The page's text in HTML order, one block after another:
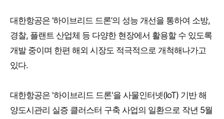
대한항공은 ‘하이브리드 드론’의 성능 개선을 통하여 소방,
경찰, 플랜트 산업체 등 다양한 현장에서 활용할 수 있도록
개발 중이며 한편 해외 시장도 적극적으로 개척해나가고
있다.
대한항공은 '하이브리드 드론'을 사물인터넷(IoT) 기반 해
양도시관리 실증 클러스터 구축 사업의 일환으로 작년 5월